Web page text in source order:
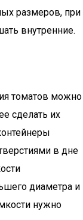
размеров, при
внутренние.
томатов можно
сделать их
в дне
диаметра и
нужно